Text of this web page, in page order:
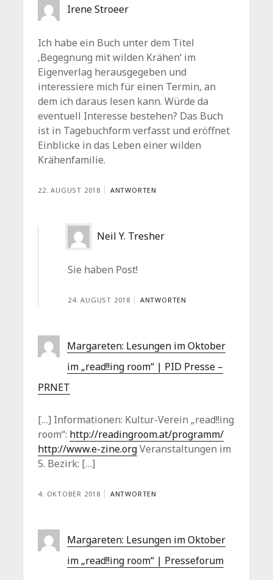
Irene Stroeer
Ich habe ein Buch unter dem Titel
‚Begegnung mit wilden Krähen‘ im
Eigenverlag herausgegeben und
interessiere mich für einen Termin, an
dem ich daraus lesen kann. Würde da
eventuell Interesse bestehen? Das Buch
ist in Tagebuchform verfasst und eröffnet
Einblicke in das Leben einer wilden
Krähenfamilie.
22. AUGUST 2018 ANTWORTEN
Neil Y. Tresher
Sie haben Post!
24. AUGUST 2018 ANTWORTEN
Margareten: Lesungen im Oktober
im „read!!ing room“ | PID Presse –
PRNET
[…] Informationen: Kultur-Verein „read!!ing
room“: http://readingroom.at/programm/
http://www.e-zine.orgVeranstaltungen im
5. Bezirk: […]
4. OKTOBER 2018 ANTWORTEN
Margareten: Lesungen im Oktober
im „read!!ing room“ | Presseforum